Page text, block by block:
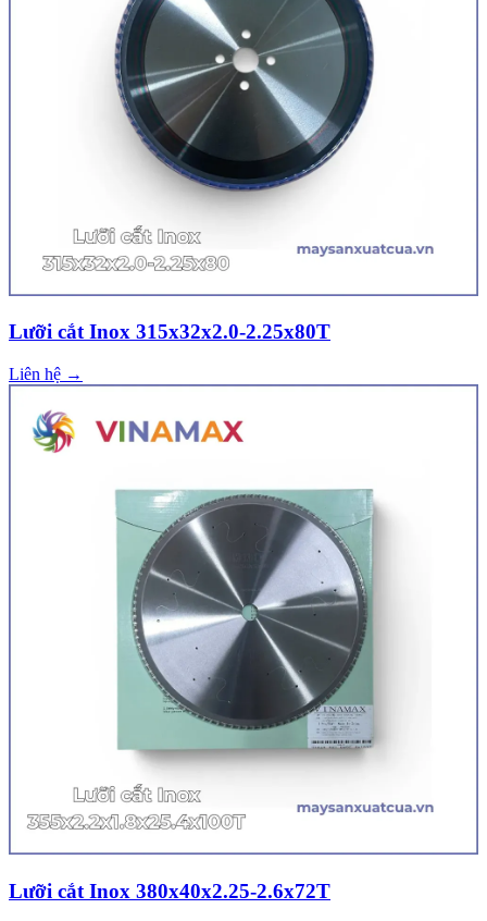
Lưỡi cắt Inox 315x32x2.0-2.25x80T
Liên hệ →
Lưỡi cắt Inox 380x40x2.25-2.6x72T